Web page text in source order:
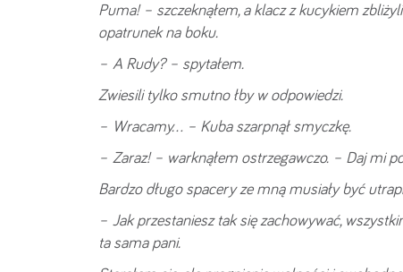
Puma! – szczeknąłem, a klacz z kucykiem
opatrunek na boku.
– A Rudy? – spytałem.
Zwiesili tylko smutno łby w odpowiedzi.
– Wracamy… – Kuba szarpnął smyczkę.
– Zaraz! – warknąłem ostrzegawczo. – Daj mi
Bardzo długo spacery ze mną musiały być
– Jak przestaniesz tak się zachowywać,
ta sama pani.